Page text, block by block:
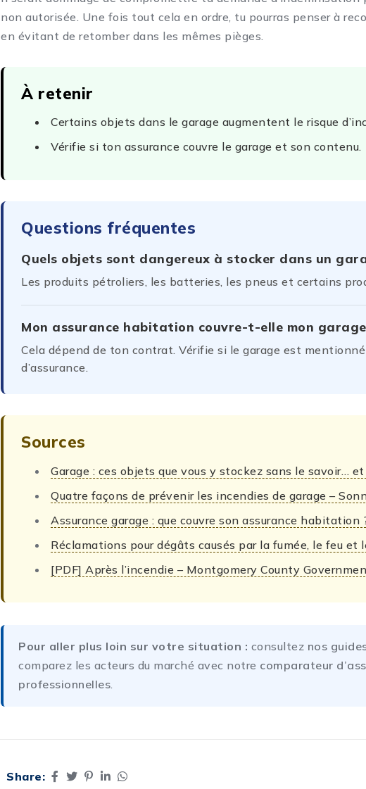
non autorisée. Une fois tout cela en ordre, tu pourras penser à
en évitant de retomber dans les mêmes pièges.
À retenir
Certains objets dans le garage augmentent le risque
Vérifie si ton assurance couvre le garage et son contenu.
Questions fréquentes
Quels objets sont dangereux à stocker dans un
Les produits pétroliers, les batteries, les pneus et certains
Mon assurance habitation couvre-t-elle mon
Cela dépend de ton contrat. Vérifie si le garage est
d’assurance.
Sources
Garage : ces objets que vous y stockez sans le savoir…
Quatre façons de prévenir les incendies de garage –
Assurance garage : que couvre son assurance habitation
Réclamations pour dégâts causés par la fumée, le feu et
[PDF] Après l’incendie – Montgomery County
Pour aller plus loin sur votre situation : consultez nos
comparez les acteurs du marché avec notre comparateur
professionnelles.
Share: